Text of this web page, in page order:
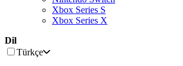
Xbox Series S
Xbox Series X
Dil
Türkçe